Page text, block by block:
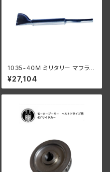
1035-40M ミリタリー マフラー
ブラック
¥27,104